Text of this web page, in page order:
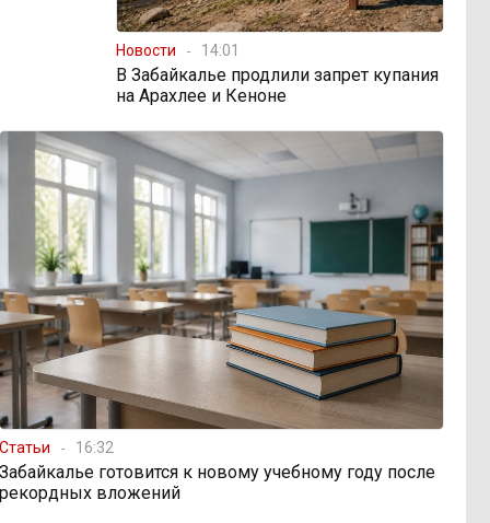
Новости 14:01
В Забайкалье продлили запрет купания
на Арахлее и Кеноне
Статьи 16:32
Забайкалье готовится к новому учебному году после
рекордных вложений